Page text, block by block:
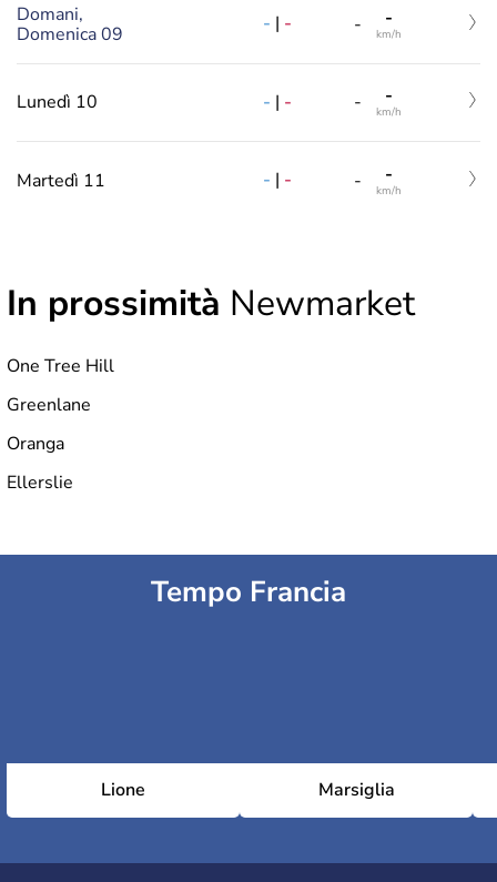
Domani,
Domenica 09
- | - - -
km/h
Lunedì 10 - | - - -
km/h
Martedì 11 - | - - -
km/h
In prossimità Newmarket
One Tree Hill
Greenlane
Oranga
Ellerslie
Tempo Francia
Lione Marsiglia